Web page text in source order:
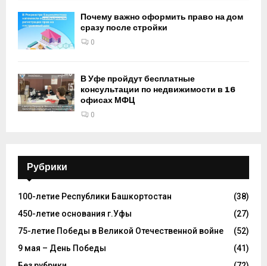
Почему важно оформить право на дом
сразу после стройки
0
В Уфе пройдут бесплатные
консультации по недвижимости в 16
офисах МФЦ
0
Рубрики
100-летие Республики Башкортостан
(38)
450-летие основания г.Уфы
(27)
75-летие Победы в Великой Отечественной войне
(52)
9 мая – День Победы
(41)